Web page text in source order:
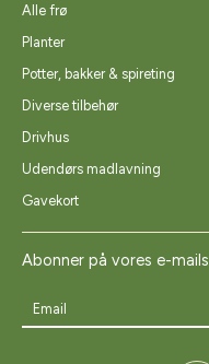
Alle frø
Planter
Potter, bakker & spireting
Diverse tilbehør
Drivhus
Udendørs madlavning
Gavekort
Abonner på vores e-mails
Email